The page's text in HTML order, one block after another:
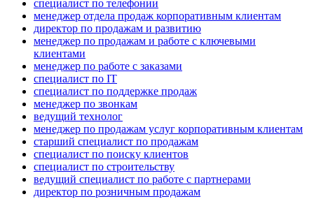
специалист по телефонии
менеджер отдела продаж корпоративным клиентам
директор по продажам и развитию
менеджер по продажам и работе с ключевыми
клиентами
менеджер по работе с заказами
специалист по IT
специалист по поддержке продаж
менеджер по звонкам
ведущий технолог
менеджер по продажам услуг корпоративным клиентам
старший специалист по продажам
специалист по поиску клиентов
специалист по строительству
ведущий специалист по работе с партнерами
директор по розничным продажам